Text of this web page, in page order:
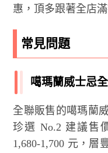
惠，頂多跟著全店
常見問題
噶瑪蘭威士忌
全聯販售的噶瑪蘭
珍選 No.2 建議售
1,680-1,700 元，層